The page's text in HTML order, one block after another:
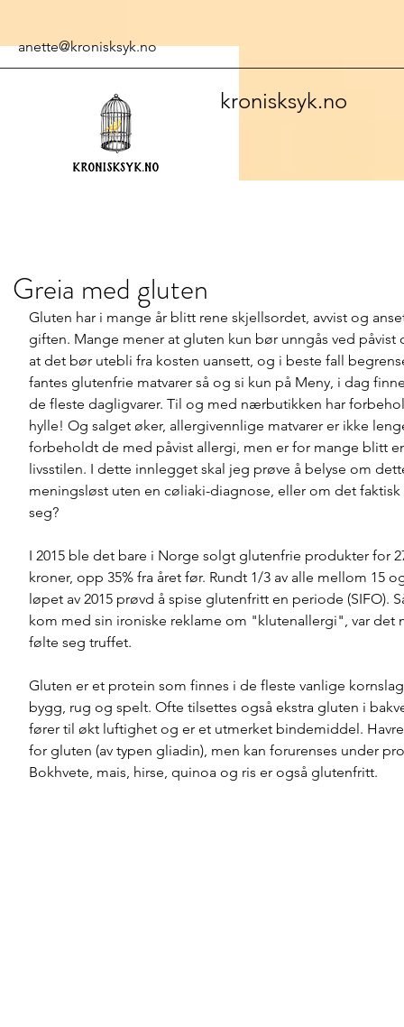
anette@kronisksyk.no
kronisksyk.no
Greia med gluten
Gluten har i mange år blitt rene skjellsordet, avvist og
giften. Mange mener at gluten kun bør unngås ved påvist
at det bør utebli fra kosten uansett, og i beste fall
fantes glutenfrie matvarer så og si kun på Meny, i dag
de fleste dagligvarer. Til og med nærbutikken har
hylle! Og salget øker, allergivennlige matvarer er ikke
forbeholdt de med påvist allergi, men er for mange blitt
livsstilen. I dette innlegget skal jeg prøve å belyse om
meningsløst uten en cøliaki-diagnose, eller om det
seg?
I 2015 ble det bare i Norge solgt glutenfrie produkter for
kroner, opp 35% fra året før. Rundt 1/3 av alle mellom 15
løpet av 2015 prøvd å spise glutenfritt en periode (SIFO).
kom med sin ironiske reklame om "klutenallergi", var det
følte seg truffet.
Gluten er et protein som finnes i de fleste vanlige
bygg, rug og spelt. Ofte tilsettes også ekstra gluten i
fører til økt luftighet og er et utmerket bindemiddel.
for gluten (av typen gliadin), men kan forurenses under
Bokhvete, mais, hirse, quinoa og ris er også glutenfritt.